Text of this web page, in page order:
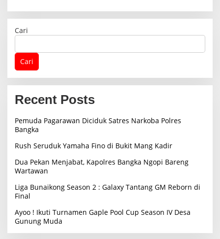
Cari
Cari
Recent Posts
Pemuda Pagarawan Diciduk Satres Narkoba Polres
Bangka
Rush Seruduk Yamaha Fino di Bukit Mang Kadir
Dua Pekan Menjabat, Kapolres Bangka Ngopi Bareng
Wartawan
Liga Bunaikong Season 2 : Galaxy Tantang GM Reborn di
Final
Ayoo ! Ikuti Turnamen Gaple Pool Cup Season IV Desa
Gunung Muda